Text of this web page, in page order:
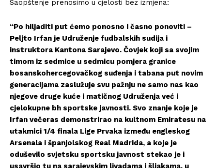
Saopštenje prenosimo u cjelosti bez izmjena:
“Po hiljaditi put ćemo ponosno i časno ponoviti –
Peljto Irfan je Udruženje fudbalskih sudija i
instruktora Kantona Sarajevo. Čovjek koji sa svojim
timom iz sedmice u sedmicu pomjera granice
bosanskohercegovačkog suđenja i tabana put novim
generacijama zaslužuje svu pažnju ne samo nas kao
njegove druge kuće i matičnog Udruženja već i
cjelokupne bh sportske javnosti. Svo znanje koje je
Irfan večeras demonstrirao na kultnom Emiratesu na
utakmici 1/4 finala Lige Prvaka između engleskog
Arsenala i španjolskog Real Madrida, a koje je
oduševilo svjetsku sportsku javnost stekao je i
usavršio tu na sarajevskim livadama i šljakama, u